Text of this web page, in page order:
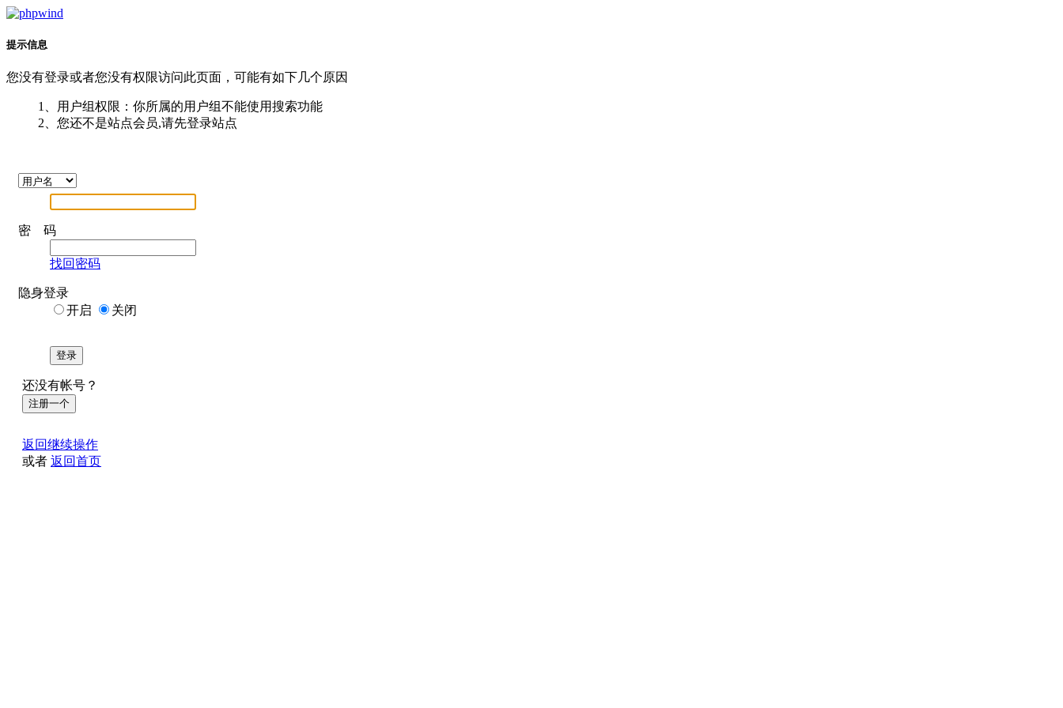
提示信息
您没有登录或者您没有权限访问此页面，可能有如下几个原因
1、用户组权限：你所属的用户组不能使用搜索功能
2、您还不是站点会员,请先登录站点
密 码
找回密码
隐身登录
开启
关闭
登录
还没有帐号？
注册一个
返回继续操作
或者 返回首页